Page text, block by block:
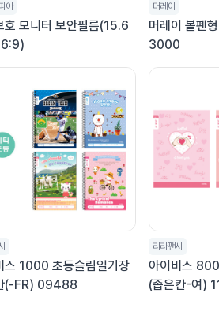
아
호 모니터 보안필름(15.6
머레이
머레이 볼펜
3000
스 1000 초등슬림일기장
(-FR) 09488
라라팬시
아이비스
(좁은칸-여)